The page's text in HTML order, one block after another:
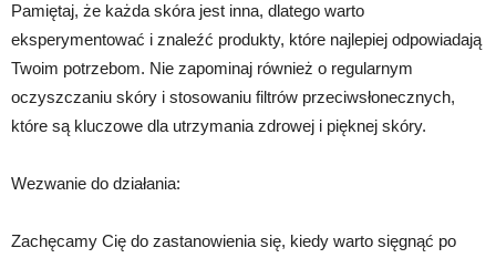
Pamiętaj, że każda skóra jest inna, dlatego warto
eksperymentować i znaleźć produkty, które najlepiej odpowiadają
Twoim potrzebom. Nie zapominaj również o regularnym
oczyszczaniu skóry i stosowaniu filtrów przeciwsłonecznych,
które są kluczowe dla utrzymania zdrowej i pięknej skóry.
Wezwanie do działania:
Zachęcamy Cię do zastanowienia się, kiedy warto sięgnąć po